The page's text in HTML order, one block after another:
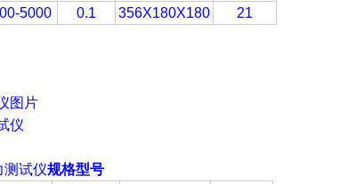
5000 0.1 356X180X180 21
图片
测试仪规格型号